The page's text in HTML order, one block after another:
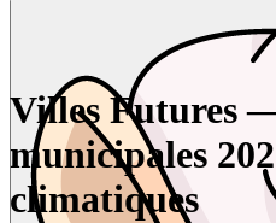
Villes Futures
municipales
climatiques